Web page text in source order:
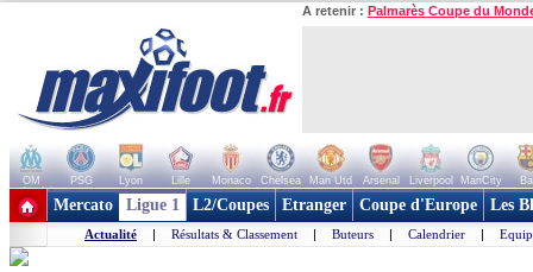
A retenir : Palmarès Coupe du
OM PSG Lyon Lille Monaco Chelsea Man Utd Arsenal Liverpool ManCity
+ de clubs
Mercato Ligue 1 L2/Coupes Etranger Coupe d'Europe Les
Actualité | Résultats & Classement | Buteurs | Calendrier |